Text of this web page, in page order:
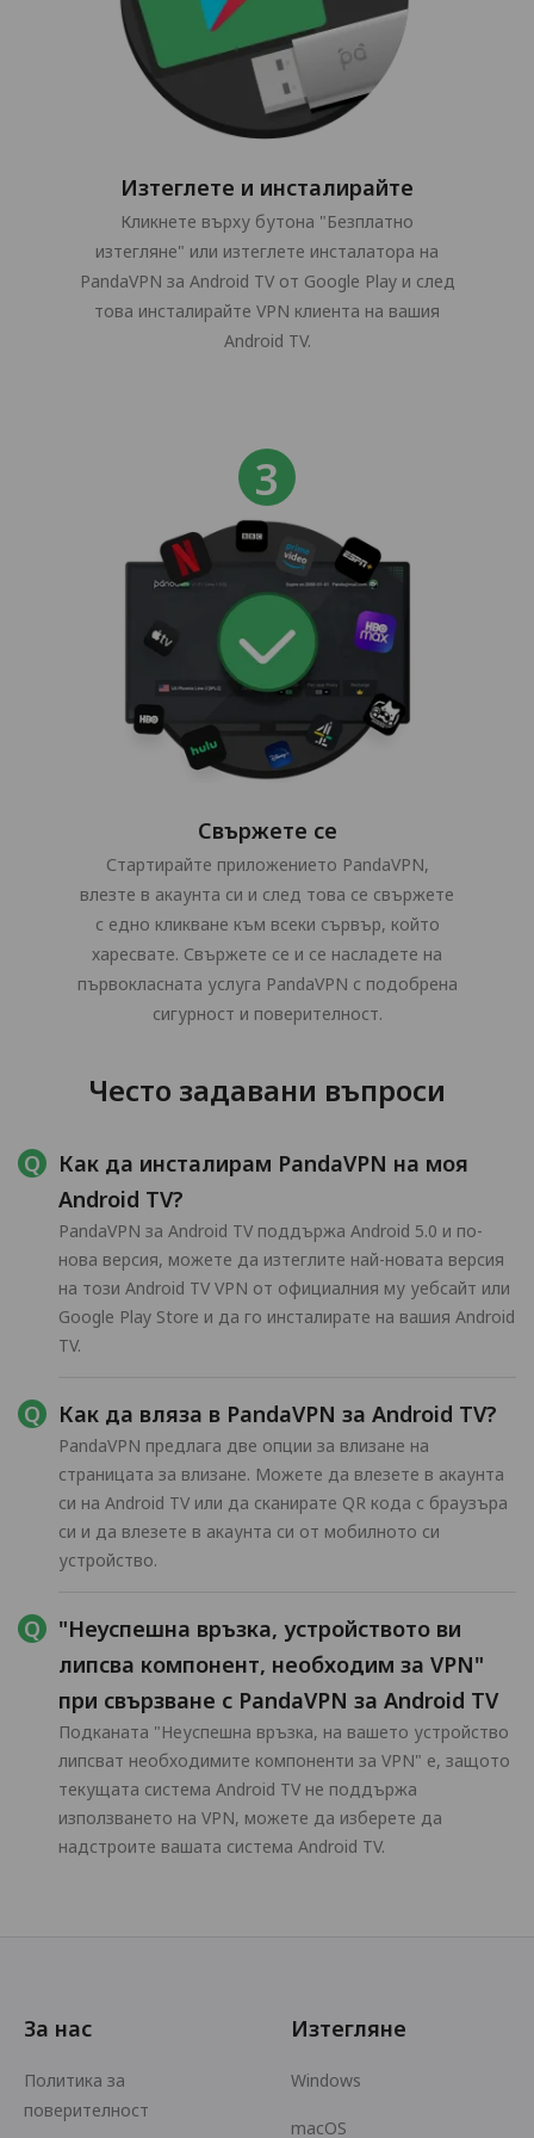
Изтеглете и инсталирайте
Кликнете върху бутона "Безплатно
изтегляне" или изтеглете инсталатора на
PandaVPN за Android TV от Google Play и след
това инсталирайте VPN клиента на вашия
Android TV.
Свържете се
Стартирайте приложението PandaVPN,
влезте в акаунта си и след това се свържете
с едно кликване към всеки сървър, който
харесвате. Свържете се и се насладете на
първокласната услуга PandaVPN с подобрена
сигурност и поверителност.
Често задавани въпроси
Как да инсталирам PandaVPN на моя
Android TV?
PandaVPN за Android TV поддържа Android 5.0 и по-
нова версия, можете да изтеглите най-новата версия
на този Android TV VPN от официалния му уебсайт или
Google Play Store и да го инсталирате на вашия Android
TV.
Как да вляза в PandaVPN за Android TV?
PandaVPN предлага две опции за влизане на
страницата за влизане. Можете да влезете в акаунта
си на Android TV или да сканирате QR кода с браузъра
си и да влезете в акаунта си от мобилното си
устройство.
"Неуспешна връзка, устройството ви
липсва компонент, необходим за VPN"
при свързване с PandaVPN за Android TV
Подканата "Неуспешна връзка, на вашето устройство
липсват необходимите компоненти за VPN" е, защото
текущата система Android TV не поддържа
използването на VPN, можете да изберете да
надстроите вашата система Android TV.
За нас
Политика за
поверителност
Изтегляне
Windows
macOS